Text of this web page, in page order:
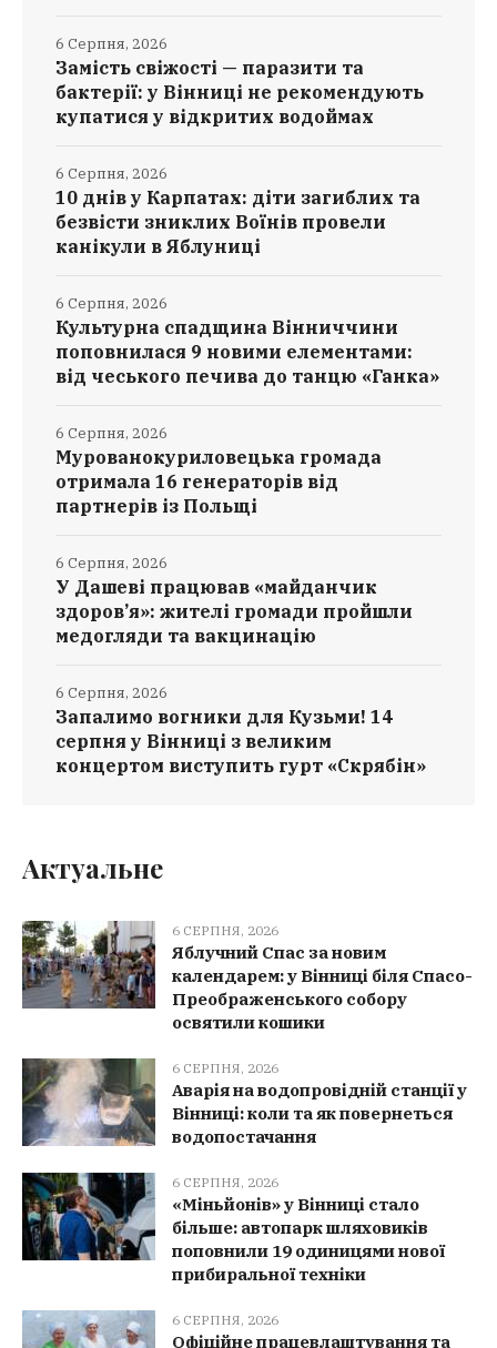
Замість свіжості — паразити та
бактерії: у Вінниці не рекомендують
купатися у відкритих водоймах
6 Серпня, 2026
10 днів у Карпатах: діти загиблих та
безвісти зниклих Воїнів провели
канікули в Яблуниці
6 Серпня, 2026
Культурна спадщина Вінниччини
поповнилася 9 новими елементами:
від чеського печива до танцю «Ганка»
6 Серпня, 2026
Мурованокуриловецька громада
отримала 16 генераторів від
партнерів із Польщі
6 Серпня, 2026
У Дашеві працював «майданчик
здоров’я»: жителі громади пройшли
медогляди та вакцинацію
6 Серпня, 2026
Запалимо вогники для Кузьми! 14
серпня у Вінниці з великим
концертом виступить гурт «Скрябін»
6 Серпня, 2026
Актуальне
6 СЕРПНЯ, 2026
Яблучний Спас за новим
календарем: у Вінниці біля Спасо-
Преображенського собору
освятили кошики
6 СЕРПНЯ, 2026
Аварія на водопровідній станції у
Вінниці: коли та як повернеться
водопостачання
6 СЕРПНЯ, 2026
«Міньйонів» у Вінниці стало
більше: автопарк шляховиків
поповнили 19 одиницями нової
прибиральної техніки
6 СЕРПНЯ, 2026
Офіційне працевлаштування та